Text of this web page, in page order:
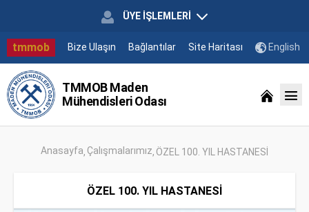
ÜYE İŞLEMLERİ
tmmob Bize Ulaşın Bağlantılar Site Haritası English
TMMOB Maden
Mühendisleri Odası
Anasayfa Çalışmalarımız ÖZEL 100. YIL HASTANESİ
ÖZEL 100. YIL HASTANESİ